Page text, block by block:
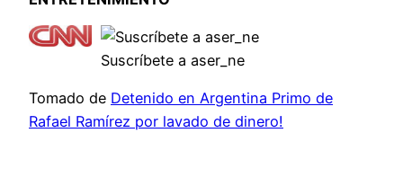
Suscríbete a aser_ne
Tomado de Detenido en Argentina Primo de
Rafael Ramírez por lavado de dinero!